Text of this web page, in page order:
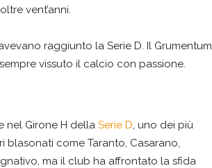
vent’anni.
raggiunto la Serie D. Il Grumentum
vissuto il calcio con passione.
nel Girone H della Serie D , uno dei più
come Taranto, Casarano,
ma il club ha affrontato la sfida